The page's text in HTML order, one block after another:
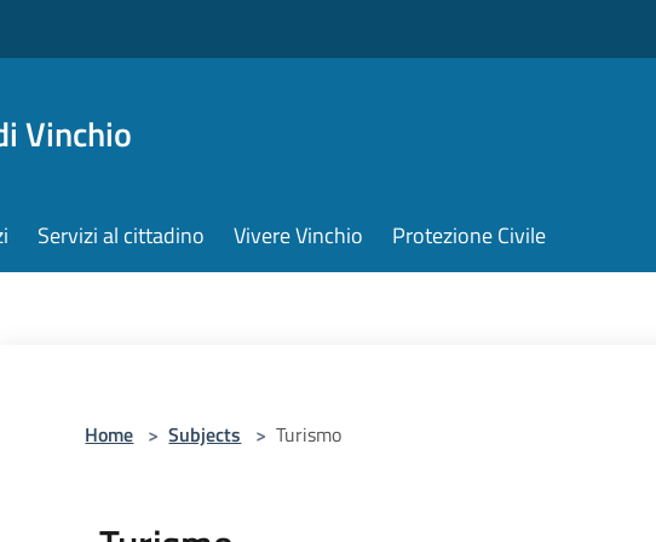
Vinchio
Servizi al cittadino Vivere Vinchio Protezione Civile
Home > Subjects > Turismo